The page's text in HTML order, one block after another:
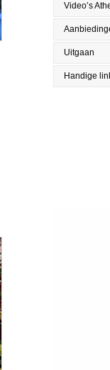
Video’s
Uitgaan
Handige